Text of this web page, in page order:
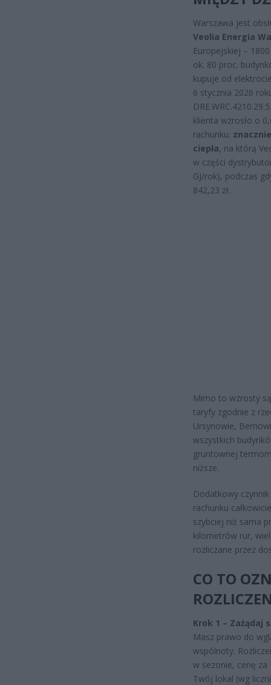
Warszawa jest
Veolia Energia
Europejskiej –
ok. 80 proc.
kupuje od
6 stycznia 2026
klienta wzrosło o
rachunku:
ciepła, na którą
w części
GJ/rok), podczas
842,23 zł.
Mimo to wzrosty
taryfy zgodnie z
Ursynowie,
wszystkich
gruntownej
niższe.
Dodatkowy
rachunku
szybciej niż sama
kilometrów rur,
rozliczane przez
CO TO
Krok 1 – Zażądaj
Masz prawo do
wspólnoty.
w sezonie, cenę za
Twój lokal (wg